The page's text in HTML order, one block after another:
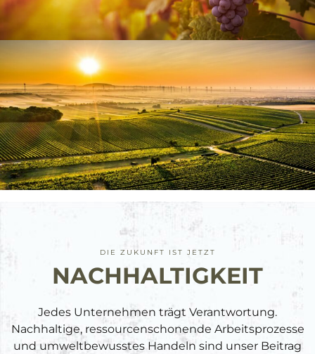
DIE ZUKUNFT IST JETZT
NACH­HALTIGKEIT
Jedes Unternehmen trägt Verantwortung.
Nachhaltige, ressourcenschonende Arbeitsprozesse
und umweltbewusstes Handeln sind unser Beitrag